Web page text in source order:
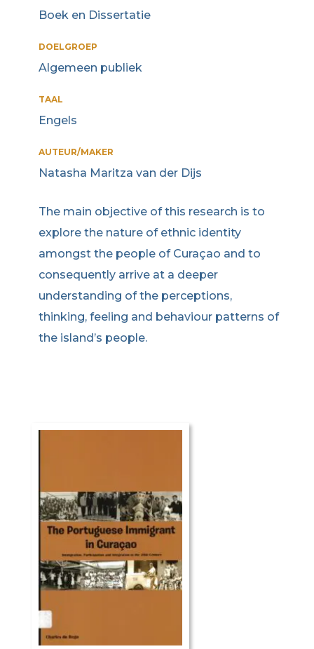
Boek en Dissertatie
DOELGROEP
Algemeen publiek
TAAL
Engels
AUTEUR/MAKER
Natasha Maritza van der Dijs
The main objective of this research is to
explore the nature of ethnic identity
amongst the people of Curaçao and to
consequently arrive at a deeper
understanding of the perceptions,
thinking, feeling and behaviour patterns of
the island’s people.